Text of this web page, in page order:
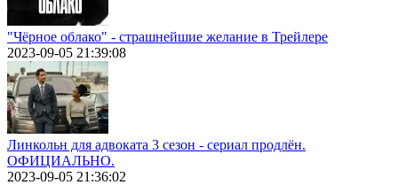
"Чёрное облако" - страшнейшие желание в Трейлере
2023-09-05 21:39:08
Линкольн для адвоката 3 сезон - сериал продлён.
ОФИЦИАЛЬНО.
2023-09-05 21:36:02